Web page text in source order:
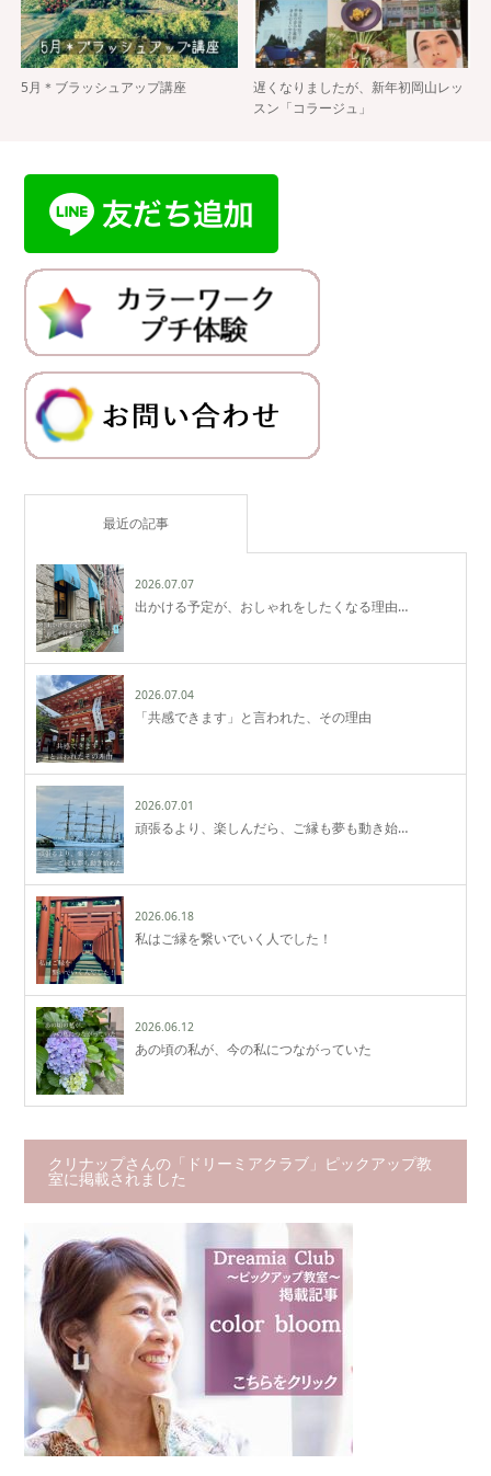
5月＊ブラッシュアップ講座
遅くなりましたが、新年初岡山レッ
スン「コラージュ」
最近の記事
2026.07.07
出かける予定が、おしゃれをしたくなる理由…
2026.07.04
「共感できます」と言われた、その理由
2026.07.01
頑張るより、楽しんだら、ご縁も夢も動き始…
2026.06.18
私はご縁を繋いでいく人でした！
2026.06.12
あの頃の私が、今の私につながっていた
クリナップさんの「ドリーミアクラブ」ピックアップ教
室に掲載されました